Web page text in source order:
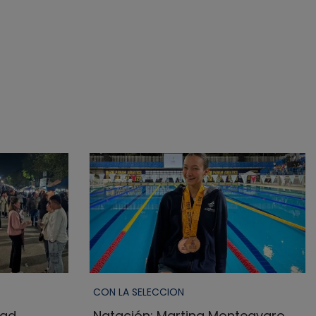
CON LA SELECCION